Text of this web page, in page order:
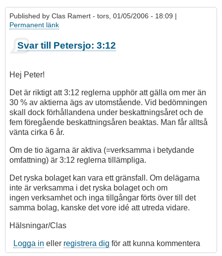
Published by Clas Ramert - tors, 01/05/2006 - 18:09 |
Permanent länk
Som
svar
Under
3:12
av
petersjo
Svar till Petersjo: 3:12
Hej Peter!
Det är riktigt att 3:12 reglerna upphör att gälla om mer än
30 % av aktierna ägs av utomstående. Vid bedömningen
skall dock förhållandena under beskattningsåret och de
fem föregående beskattningsåren beaktas. Man får alltså
vänta cirka 6 år.
Om de tio ägarna är aktiva (=verksamma i betydande
omfattning) är 3:12 reglerna tillämpliga.
Det ryska bolaget kan vara ett gränsfall. Om delägarna
inte är verksamma i det ryska bolaget och om
ingen verksamhet och inga tillgångar förts över till det
samma bolag, kanske det vore idé att utreda vidare.
Hälsningar/Clas
Logga in eller registrera dig för att kunna kommentera